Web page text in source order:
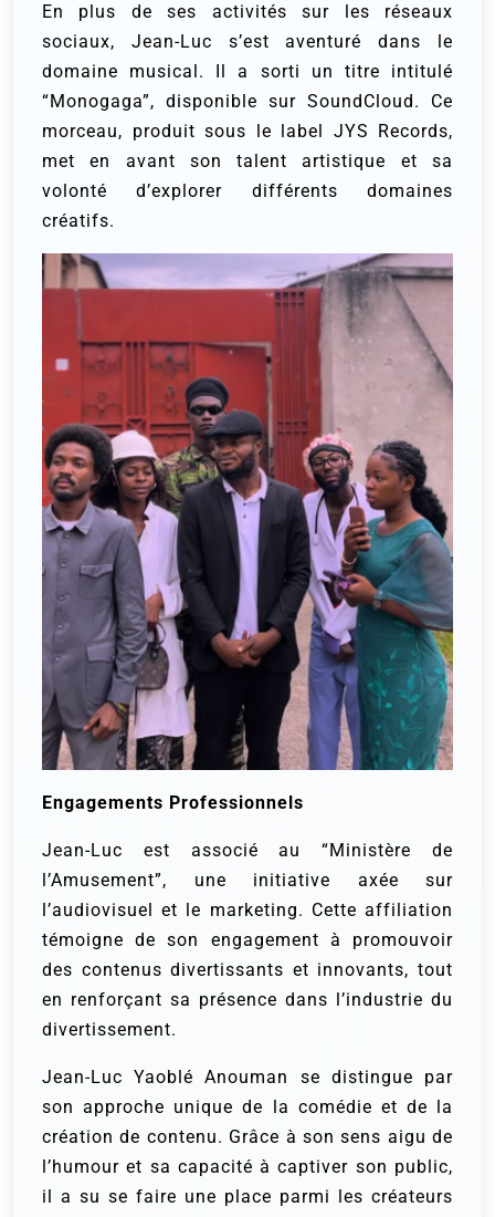
En plus de ses activités sur les réseaux
sociaux, Jean-Luc s’est aventuré dans le
domaine musical. Il a sorti un titre intitulé
“Monogaga”, disponible sur SoundCloud. Ce
morceau, produit sous le label JYS Records,
met en avant son talent artistique et sa
volonté d’explorer différents domaines
créatifs.
Engagements Professionnels
Jean-Luc est associé au “Ministère de
l’Amusement”, une initiative axée sur
l’audiovisuel et le marketing. Cette affiliation
témoigne de son engagement à promouvoir
des contenus divertissants et innovants, tout
en renforçant sa présence dans l’industrie du
divertissement.
Jean-Luc Yaoblé Anouman se distingue par
son approche unique de la comédie et de la
création de contenu. Grâce à son sens aigu de
l’humour et sa capacité à captiver son public,
il a su se faire une place parmi les créateurs